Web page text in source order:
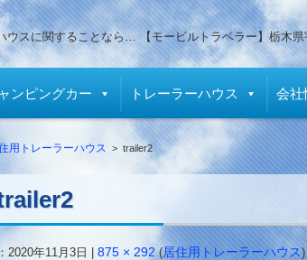
ウスに関することなら… 【モービルトラベラー】栃木
ンピングカー トレーラーハウス 会社
用トレーラーハウス > trailer2
2020年11月3日 875 × 292(居住用トレーラーハウス)